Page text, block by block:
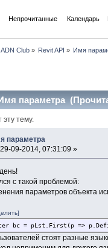
Непрочитанные Календарь
ADN Club» Revit API » Имя
параметра
тему.
параметра
29-09-2014, 07:31:09 »
с такой проблемой:
параметров объекта
bc = pLst.First(p =>
стоят разные